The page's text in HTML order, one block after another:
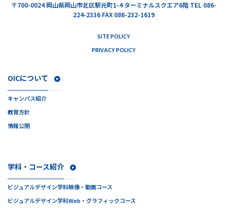
〒700-0024岡山県岡山市北区駅元町1-4 ターミナルスクエア6階TEL 086-
224-2336 FAX 086-232-1619
SITE POLICY
PRIVACY POLICY
OICについて
キャンパス紹介
教育方針
情報公開
学科・コース紹介
ビジュアルデザイン学科映像・動画コース
ビジュアルデザイン学科Web・グラフィックコース